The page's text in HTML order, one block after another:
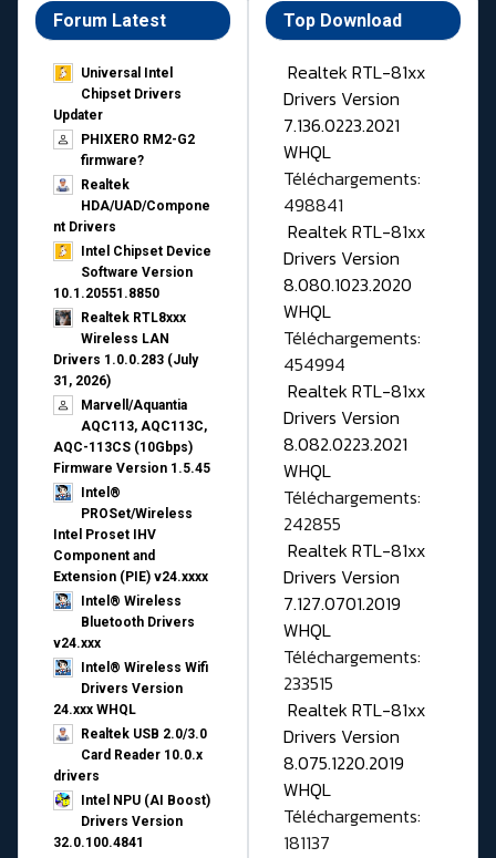
Forum Latest
Universal Intel
Chipset Drivers
Updater​
PHIXERO RM2-G2
firmware?
Realtek
HDA/UAD/Compone
nt Drivers
Intel Chipset Device
Software Version
10.1.20551.8850
Realtek RTL8xxx
Wireless LAN
Drivers 1.0.0.283 (July
31, 2026)
Marvell/Aquantia
AQC113, AQC113C,
AQC-113CS (10Gbps)
Firmware Version 1.5.45
Intel®
PROSet/Wireless
Intel Proset IHV
Component and
Extension (PIE) v24.xxxx
Intel® Wireless
Bluetooth Drivers
v24.xxx
Intel® Wireless Wifi
Drivers Version
24.xxx WHQL
Realtek USB 2.0/3.0
Card Reader 10.0.x
drivers
Intel NPU (AI Boost)
Drivers Version
32.0.100.4841
Top Download
Realtek RTL-81xx
Drivers Version
7.136.0223.2021
WHQL
Téléchargements:
498841
Realtek RTL-81xx
Drivers Version
8.080.1023.2020
WHQL
Téléchargements:
454994
Realtek RTL-81xx
Drivers Version
8.082.0223.2021
WHQL
Téléchargements:
242855
Realtek RTL-81xx
Drivers Version
7.127.0701.2019
WHQL
Téléchargements:
233515
Realtek RTL-81xx
Drivers Version
8.075.1220.2019
WHQL
Téléchargements:
181137